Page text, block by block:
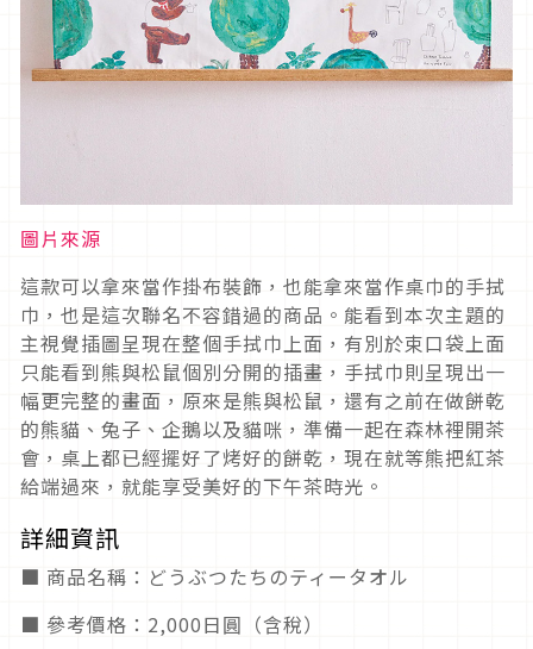
圖片來源
這款可以拿來當作掛布裝飾，也能拿來當作桌巾的手拭
巾，也是這次聯名不容錯過的商品。能看到本次主題的
主視覺插圖呈現在整個手拭巾上面，有別於束口袋上面
只能看到熊與松鼠個別分開的插畫，手拭巾則呈現出一
幅更完整的畫面，原來是熊與松鼠，還有之前在做餅乾
的熊貓、兔子、企鵝以及貓咪，準備一起在森林裡開茶
會，桌上都已經擺好了烤好的餅乾，現在就等熊把紅茶
給端過來，就能享受美好的下午茶時光。
詳細資訊
■ 商品名稱：どうぶつたちのティータオル
■ 參考價格：2,000日圓（含稅）